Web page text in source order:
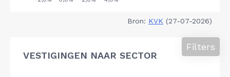
Bron: KVK (27-07-2026)
VESTIGINGEN NAAR SECTOR
Filters